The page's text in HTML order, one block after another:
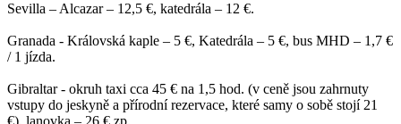
Sevilla – Alcazar – 12,5 €, katedrála – 12 €.
Granada - Královská kaple – 5 €, Katedrála – 5 €, bus MHD – 1,7 €
/ 1 jízda.
Gibraltar - okruh taxi cca 45 € na 1,5 hod. (v ceně jsou zahrnuty
vstupy do jeskyně a přírodní rezervace, které samy o sobě stojí 21